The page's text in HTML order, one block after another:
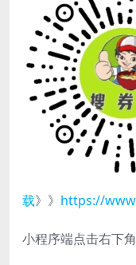
载》》 https://
小程序端点击右下角